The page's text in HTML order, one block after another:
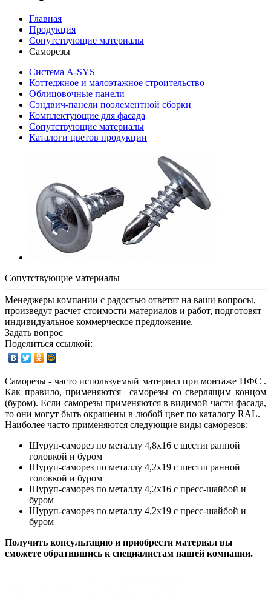
Главная
Продукция
Сопутствующие материалы
Саморезы
Система A-SYS
Коттеджное и малоэтажное строительство
Облицовочные панели
Сэндвич-панели поэлементной сборки
Комплектующие для фасада
Сопутствующие материалы
Каталоги цветов продукции
Сопутствующие материалы
Менеджеры компании с радостью ответят на ваши вопросы,
произведут расчет стоимости материалов и работ, подготовят
индивидуальное коммерческое предложение.
Задать вопрос
Поделиться ссылкой:
Саморезы - часто используемый материал при монтаже НФС .
Как правило, применяются саморезы со сверлящим концом
(буром). Если саморезы применяются в видимой части фасада,
то они могут быть окрашены в любой цвет по каталогу RAL.
Наиболее часто применяются следующие виды саморезов:
Шуруп-саморез по металлу 4,8х16 с шестигранной
головкой и буром
Шуруп-саморез по металлу 4,2х19 с шестигранной
головкой и буром
Шуруп-саморез по металлу 4,2х16 с пресс-шайбой и
буром
Шуруп-саморез по металлу 4,2х19 с пресс-шайбой и
буром
Получить консультацию и приобрести материал вы
сможете обратившись к специалистам нашей компании.